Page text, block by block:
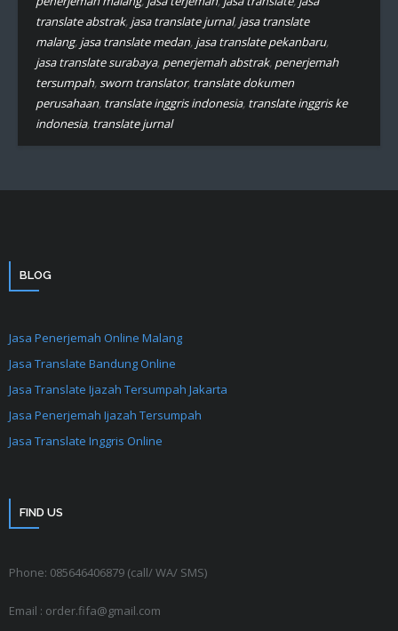
translate abstrak, jasa translate jurnal, jasa translate
malang, jasa translate medan, jasa translate pekanbaru,
jasa translate surabaya, penerjemah abstrak, penerjemah
tersumpah,sworn translator, translate dokumen
perusahaan, translate inggris indonesia, translate inggris ke
indonesia, translate jurnal
BLOG
Jasa Penerjemah Online Malang
Jasa Translate Bandung Online
Jasa Translate Ijazah Tersumpah Jakarta
Jasa Penerjemah Ijazah Tersumpah
Jasa Translate Inggris Online
FIND US
Phone: 085646406879 (call/ WA/ SMS)
Email : order.fifa@gmail.com